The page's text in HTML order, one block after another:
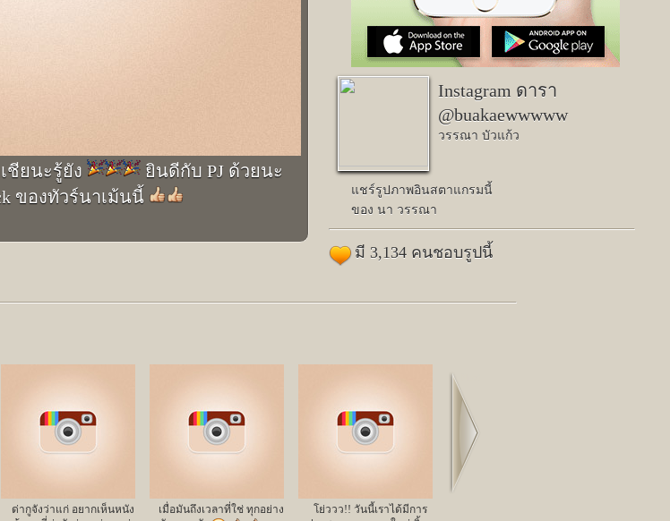
เชียนะรู้ยัง
ยินดีกับ PJ ด้วยนะ
ของทัวร์นาเม้นนี้
Instagram ดารา
@buakaewwwww
วรรณา บัวแก้ว
แชร์รูปภาพอินสตาแกรมนี้
ของ นา วรรณา
มี 3,134 คนชอบรูปนี้
ด่ากูจังว่าแก่ อยากเห็นหนัง
เมื่อมันถึงเวลาที่ใช่ ทุกอย่าง
โย่ววว!! วันนี้เราได้มีการ